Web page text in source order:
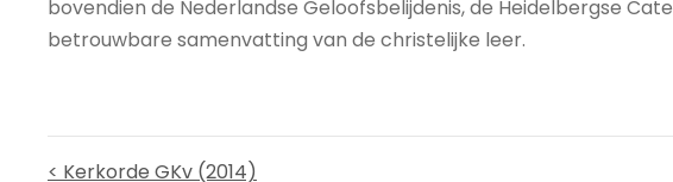
bovendien de Nederlandse Geloofsbelijdenis, de Heidelbergse
betrouwbare samenvatting van de christelijke leer.
< Kerkorde GKv (2014)